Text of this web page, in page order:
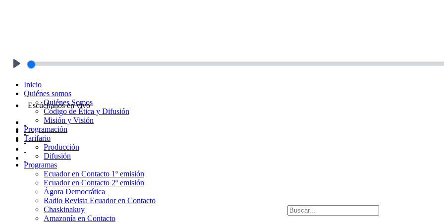
Escúchanos en vivo
Inicio
Quiénes somos
Quiénes Somos
Código de Ética y Difusión
Misión y Visión
Programación
Tarifario
Producción
Difusión
Programas
Ecuador en Contacto 1º emisión
Ecuador en Contacto 2º emisión
Ágora Democrática
Radio Revista Ecuador en Contacto
Chaskinakuy
Amazonía en Contacto